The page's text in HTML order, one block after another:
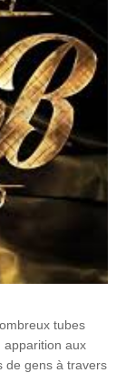
tubes
apparition aux
de gens à travers